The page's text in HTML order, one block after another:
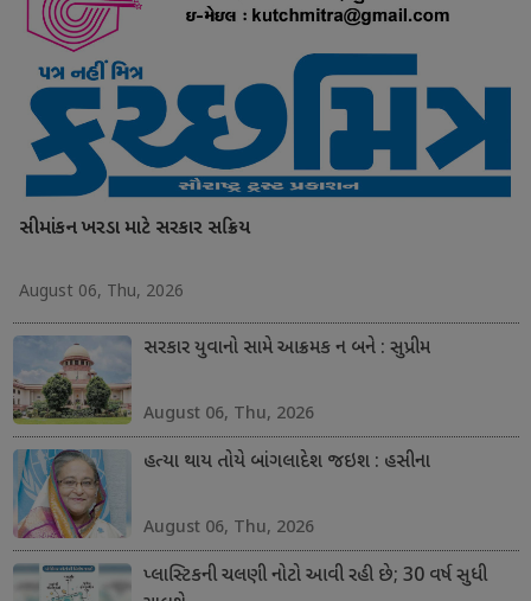
સીમાંકન ખરડા માટે સરકાર સક્રિય
August 06, Thu, 2026
સરકાર યુવાનો સામે આક્રમક ન બને : સુપ્રીમ
August 06, Thu, 2026
હત્યા થાય તોયે બાંગલાદેશ જઇશ : હસીના
August 06, Thu, 2026
પ્લાસ્ટિકની ચલણી નોટો આવી રહી છે; 30 વર્ષ સુધી